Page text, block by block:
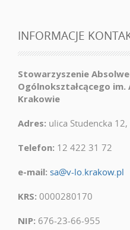
INFORMACJE
Stowarzyszenie
Ogólnokształcącego
Krakowie
Adres: ulica Studencka
Telefon: 12 422 31 72
e-mail: sa@v-lo.krakow.pl
KRS: 0000280170
NIP: 676-23-66-955